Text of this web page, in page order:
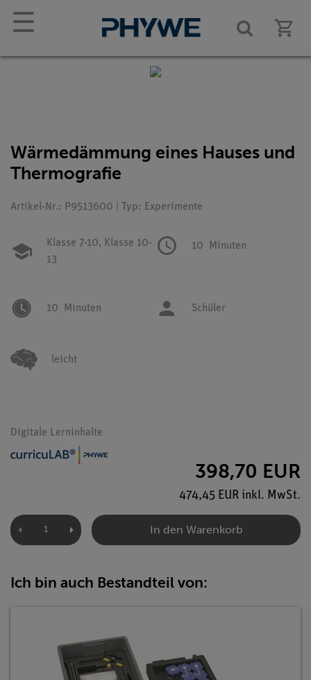
☰
Wärmedämmung eines Hauses und
Thermografie
Artikel-Nr.: P9513600 | Typ: Experimente
Klasse 7-10, Klasse 10-
13
10 Minuten
10 Minuten Schüler
leicht
Digitale Lerninhalte
398,70 EUR
474,45 EUR inkl. MwSt.
In den Warenkorb
Ich bin auch Bestandteil von: